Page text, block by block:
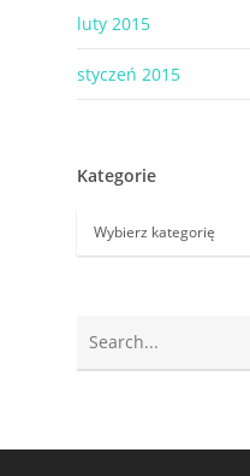
luty 2015
styczeń 2015
Kategorie
Kategorie